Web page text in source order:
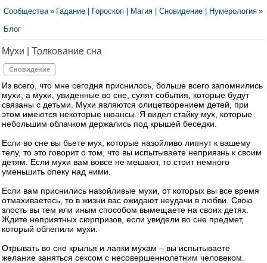
Сообщества » Гадание | Гороскоп | Магия | Сновидение | Нумерология »
Блог
Мухи | Толкование сна
Сновидение
Из всего, что мне сегодня приснилось, больше всего запомнились
мухи, а мухи, увиденные во сне, сулят события, которые будут
связаны с детьми. Мухи являются олицетворением детей, при
этом имеются некоторые нюансы. Я видел стайку мух, которые
небольшим облачком держались под крышей беседки.
Если во сне вы бьете мух, которые назойливо липнут к вашему
телу, то это говорит о том, что вы испытываете неприязнь к своим
детям. Если мухи вам вовсе не мешают, то стоит немного
уменьшить опеку над ними.
Если вам приснились назойливые мухи, от которых вы все время
отмахиваетесь, то в жизни вас ожидают неудачи в любви. Свою
злость вы тем или иным способом вымещаете на своих детях.
Ждите неприятных сюрпризов, если увидели во сне предмет,
который облепили мухи.
Отрывать во сне крылья и лапки мухам – вы испытываете
желание заняться сексом с несовершеннолетним человеком.